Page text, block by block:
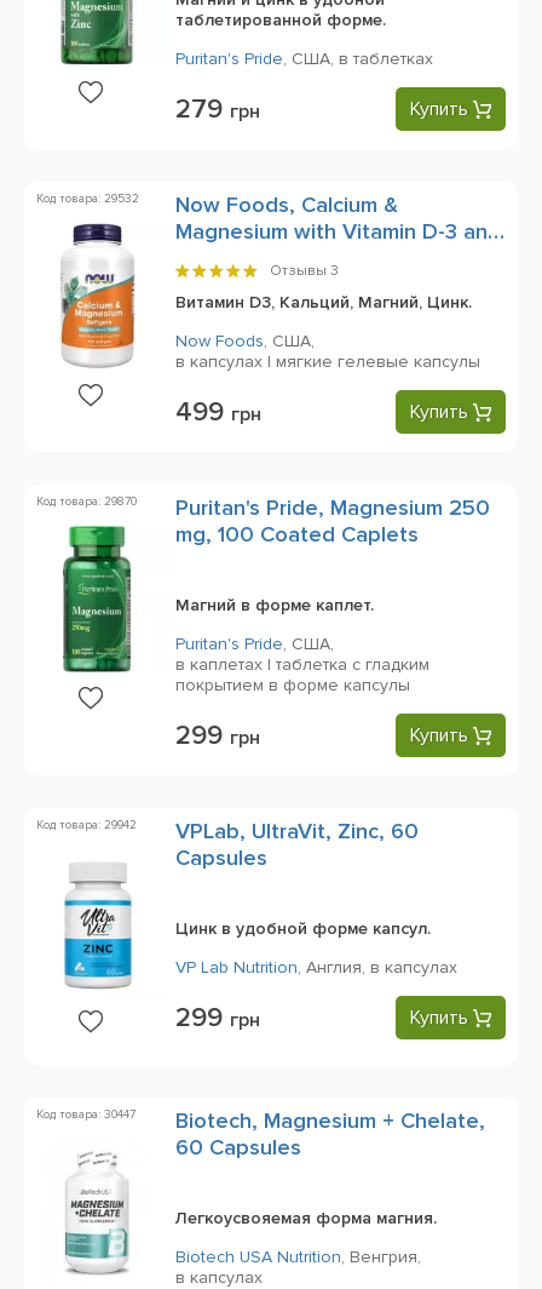
таблетированной форме.
Puritan's Pride, США, в таблетках
279 грн Купить
Код товара: 29532
Now Foods, Calcium &
Magnesium with Vitamin D-3 and
Zinc (Кальций, Магний, Витамин
Д-3 и Цинк), 120 Softgels
Отзывы 3
Витамин D3, Кальций, Магний, Цинк.
Now Foods, США,
в капсулах | мягкие гелевые капсулы
499 грн Купить
Код товара: 29870
Puritan's Pride, Magnesium 250
mg, 100 Сoated Сaplets
Магний в форме каплет.
Puritan's Pride, США,
в каплетах | таблетка с гладким
покрытием в форме капсулы
299 грн Купить
Код товара: 29942
VPLab, UltraVit, Zinc, 60
Сapsules
Цинк в удобной форме капсул.
VP Lab Nutrition, Англия, в капсулах
299 грн Купить
Код товара: 30447
Biotech, Magnesium + Chelate,
60 Capsules
Легкоусвояемая форма магния.
Biotech USA Nutrition, Венгрия,
в капсулах